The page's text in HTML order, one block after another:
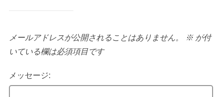
メールアドレスが公開されることはありません。 ※が付
いている欄は必須項目です
メッセージ: